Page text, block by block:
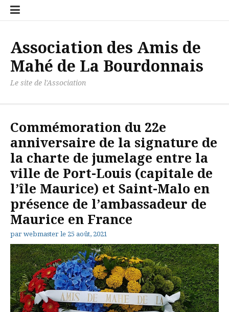
Aller
de
Association des Amis de
Mahé de La Bourdonnais
Le site de l'Association
Commémoration du 22e
anniversaire de la signature de
la charte de jumelage entre la
ville de Port-Louis (capitale de
l’île Maurice) et Saint-Malo en
présence de l’ambassadeur de
Maurice en France
par webmaster le 25 août, 2021